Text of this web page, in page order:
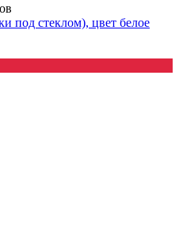
под стеклом), цвет белое